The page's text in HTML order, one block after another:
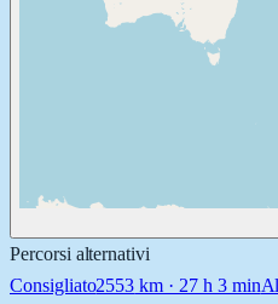
Percorsi alternativi
Consigliato2553 km · 27 h 3 min